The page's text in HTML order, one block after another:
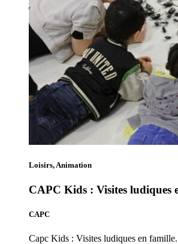
Loisirs, Animation
CAPC Kids : Visites ludiques
CAPC
Capc Kids : Visites ludiques en